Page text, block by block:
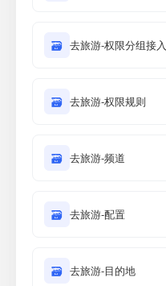
🗃 去旅游-权限分组接入
🗃 去旅游-权限规则
🗃 去旅游-频道
🗃 去旅游-配置
🗃 去旅游-目的地